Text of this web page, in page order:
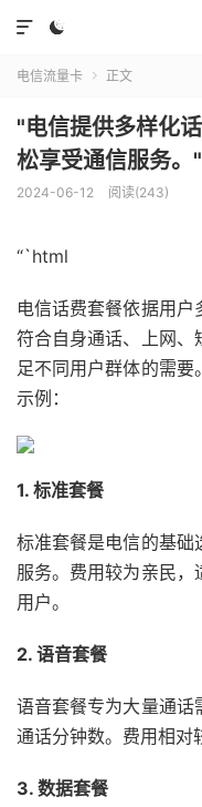


电信流量卡  正文
"电信提供多样化
松享受通信服务。"
2024-06-12 阅读(243)
“`html
电信话费套餐依据用
符合自身通话、上网、
足不同用户群体的需
示例：
1. 标准套餐
标准套餐是电信的基础
服务。费用较为亲民，
用户。
2. 语音套餐
语音套餐专为大量通话
通话分钟数。费用相对
3. 数据套餐